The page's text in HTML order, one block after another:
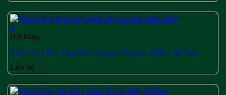
+
Hết hàng
Viên Uống Keo Ong Dark Organic Propolis 2000 – 90 Viên
Liên hệ